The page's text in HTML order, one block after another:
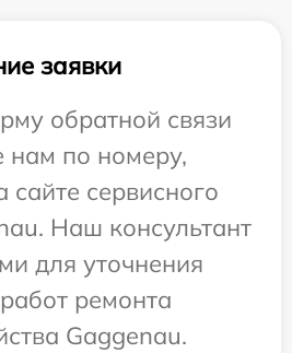
заявки
обратной связи
нам по номеру,
сайте сервисного
Наш консультант
для уточнения
ремонта
Gaggenau.